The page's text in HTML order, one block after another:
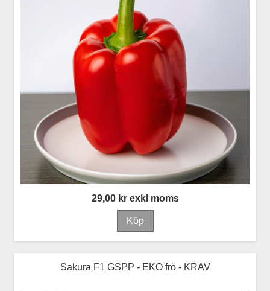
29,00 kr exkl moms
Sakura F1 GSPP - EKO frö - KRAV